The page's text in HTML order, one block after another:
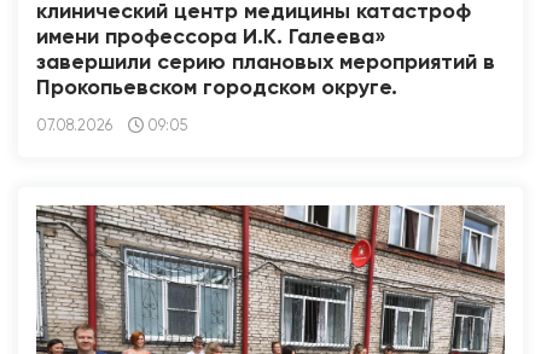
клинический центр медицины катастроф
имени профессора И.К. Галеева»
завершили серию плановых мероприятий в
Прокопьевском городском округе.
07.08.2026 09:05